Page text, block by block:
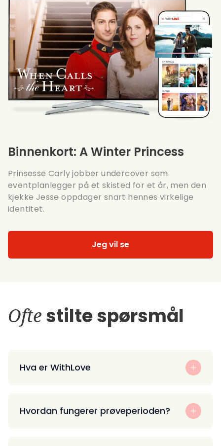
Binnenkort: A Winter Princess
Prinsesse Carly jobber undercover som
eventplanlegger på et skisted for et år, men den
kjekke Jesse oppdager snart hennes virkelige
identitet.
Jeg vil se
Ofte stilte spørsmål
Hva er WithLove
Hvordan fungerer prøveperioden?